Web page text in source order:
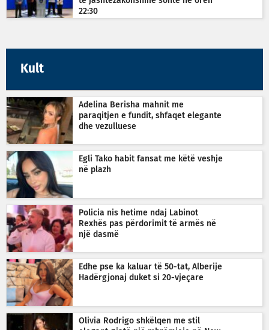
22:30
Kult
Adelina Berisha mahnit me
paraqitjen e fundit, shfaqet elegante
dhe vezulluese
Egli Tako habit fansat me këtë veshje
në plazh
Policia nis hetime ndaj Labinot
Rexhës pas përdorimit të armës në
një dasmë
Edhe pse ka kaluar të 50-tat, Alberije
Hadërgjonaj duket si 20-vjeçare
Olivia Rodrigo shkëlqen me stil